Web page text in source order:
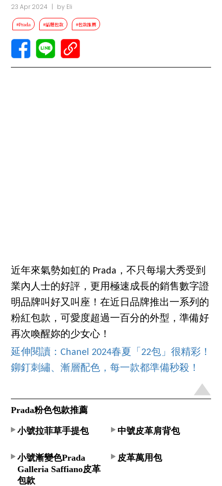
23 Apr 2024 | by Eli
#Prada #話題包款 #包款推薦
近年來氣勢如虹的 Prada，不只每場大秀受到
業內人士的好評，更用極速成長的銷售數字證
明品牌叫好又叫座！在近日品牌推出一系列的
粉紅包款，可愛度超過一百分的外型，準備好
再次喚醒妳的少女心！
延伸閱讀：Chanel 2024春夏「22包」很精彩！
鉚釘刺繡、漸層配色，每一款都準備秒殺！
Prada粉色包款推薦
小號拉菲草手提包 中號皮革肩背包
小號漸變色Prada
Galleria Saffiano皮革
包款
皮革萬用包